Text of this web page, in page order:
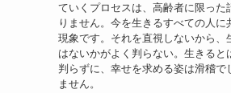
ていくプロセスは、高齢者に限った
りません。今を生きるすべての人に
現象です。それを直視しないから、
はないかがよく判らない。生きると
判らずに、幸せを求める姿は滑稽で
ません。